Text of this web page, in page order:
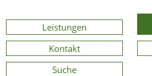
Leistungen
Kontakt
Suche